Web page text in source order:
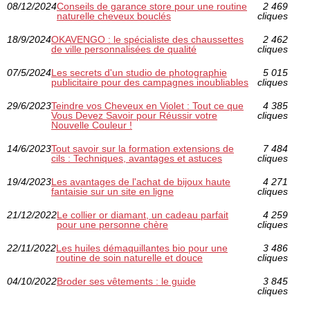
08/12/2024Conseils de garance store pour une routine
naturelle cheveux bouclés
2 469
cliques
18/9/2024OKAVENGO : le spécialiste des chaussettes
de ville personnalisées de qualité
2 462
cliques
07/5/2024Les secrets d'un studio de photographie
publicitaire pour des campagnes inoubliables
5 015
cliques
29/6/2023Teindre vos Cheveux en Violet : Tout ce que
Vous Devez Savoir pour Réussir votre
Nouvelle Couleur !
4 385
cliques
14/6/2023Tout savoir sur la formation extensions de
cils : Techniques, avantages et astuces
7 484
cliques
19/4/2023Les avantages de l'achat de bijoux haute
fantaisie sur un site en ligne
4 271
cliques
21/12/2022Le collier or diamant, un cadeau parfait
pour une personne chère
4 259
cliques
22/11/2022Les huiles démaquillantes bio pour une
routine de soin naturelle et douce
3 486
cliques
04/10/2022Broder ses vêtements : le guide
3 845
cliques